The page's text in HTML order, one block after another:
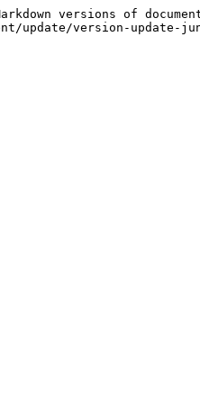
versions of
update/version-update-